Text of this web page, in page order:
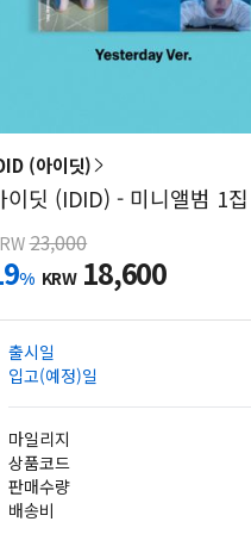
(아이딧)
이딧 (IDID) - 미니앨범 1
23,000
% KRW 18,600
출시일
입고(예정)일
마일리지
상품코드
판매수량
배송비